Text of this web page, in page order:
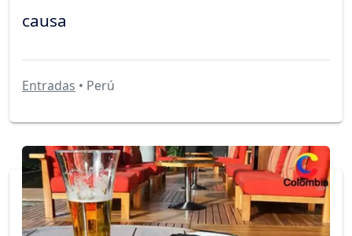
causa
Entradas • Perú